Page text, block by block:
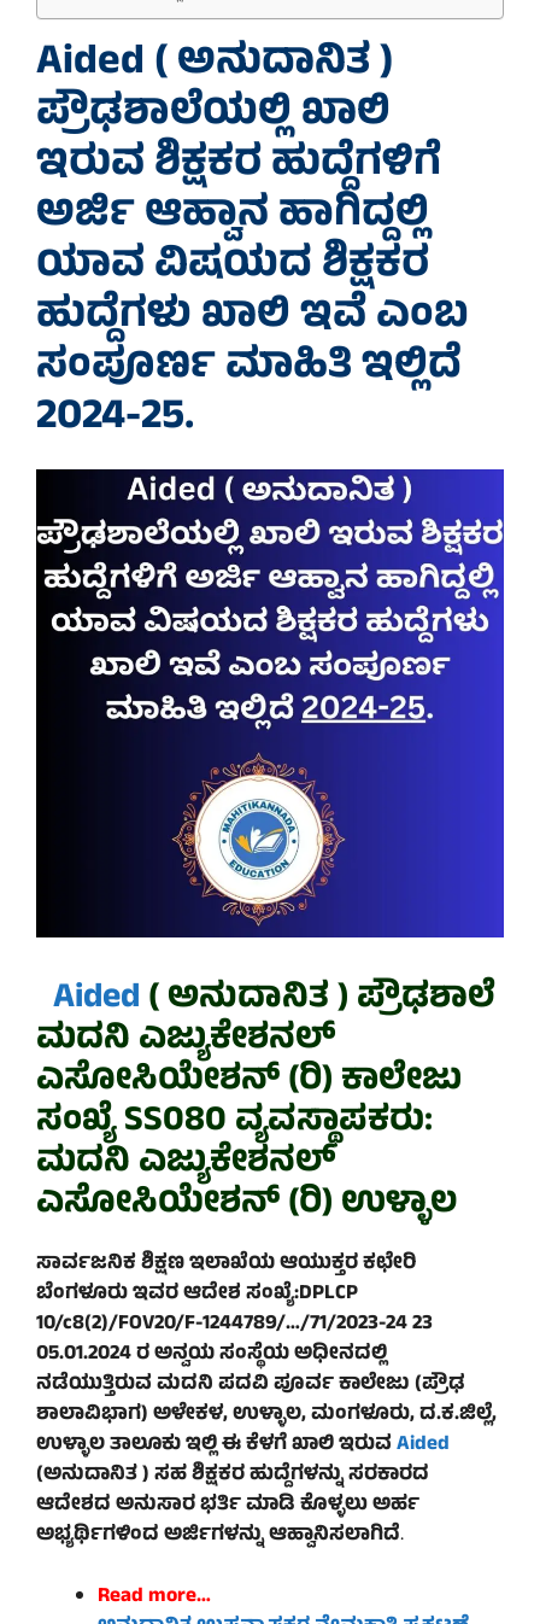
Aided ( ಅನುದಾನಿತ )
ಪ್ರೌಢಶಾಲೆಯಲ್ಲಿ ಖಾಲಿ
ಇರುವ ಶಿಕ್ಷಕರ ಹುದ್ದೆಗಳಿಗೆ
ಅರ್ಜಿ ಆಹ್ವಾನ ಹಾಗಿದ್ದಲ್ಲಿ
ಯಾವ ವಿಷಯದ ಶಿಕ್ಷಕರ
ಹುದ್ದೆಗಳು ಖಾಲಿ ಇವೆ ಎಂಬ
ಸಂಪೂರ್ಣ ಮಾಹಿತಿ ಇಲ್ಲಿದೆ
2024-25.
Aided( ಅನುದಾನಿತ ) ಪ್ರೌಢಶಾಲೆ
ಮದನಿ ಎಜ್ಯುಕೇಶನಲ್
ಎಸೋಸಿಯೇಶನ್ (ರಿ) ಕಾಲೇಜು
ಸಂಖ್ಯೆ SS080 ವ್ಯವಸ್ಥಾಪಕರು:
ಮದನಿ ಎಜ್ಯುಕೇಶನಲ್
ಎಸೋಸಿಯೇಶನ್ (ರಿ) ಉಳ್ಳಾಲ
ಸಾರ್ವಜನಿಕ ಶಿಕ್ಷಣ ಇಲಾಖೆಯ ಆಯುಕ್ತರ ಕಛೇರಿ
ಬೆಂಗಳೂರು ಇವರ ಆದೇಶ ಸಂಖ್ಯೆ:DPLCP
10/c8(2)/FOV20/F-1244789/…/71/2023-24 23
05.01.2024 ರ ಅನ್ವಯ ಸಂಸ್ಥೆಯ ಅಧೀನದಲ್ಲಿ
ನಡೆಯುತ್ತಿರುವ ಮದನಿ ಪದವಿ ಪೂರ್ವ ಕಾಲೇಜು (ಪ್ರೌಢ
ಶಾಲಾವಿಭಾಗ) ಅಳೇಕಳ, ಉಳ್ಳಾಲ, ಮಂಗಳೂರು, ದ.ಕ.ಜಿಲ್ಲೆ,
ಉಳ್ಳಾಲ ತಾಲೂಕು ಇಲ್ಲಿ ಈ ಕೆಳಗೆ ಖಾಲಿ ಇರುವAided
(ಅನುದಾನಿತ ) ಸಹ ಶಿಕ್ಷಕರ ಹುದ್ದೆಗಳನ್ನು ಸರಕಾರದ
ಆದೇಶದ ಅನುಸಾರ ಭರ್ತಿ ಮಾಡಿ ಕೊಳ್ಳಲು ಅರ್ಹ
ಅಭ್ಯರ್ಥಿಗಳಿಂದ ಅರ್ಜಿಗಳನ್ನು ಆಹ್ವಾನಿಸಲಾಗಿದೆ.
Read more…